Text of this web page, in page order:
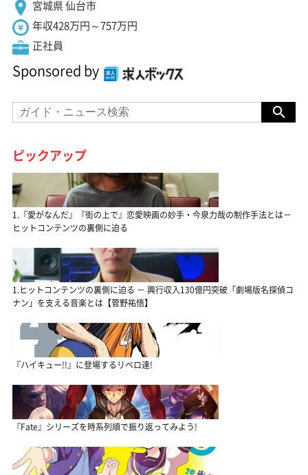
宮城県 仙台市
年収428万円～757万円
正社員
Sponsored by
ピックアップ
1.『愛がなんだ』『街の上で』恋愛映画の妙手・今泉力哉の制作手法とは－
ヒットコンテンツの裏側に迫る
1.ヒットコンテンツの裏側に迫る － 興行収入130億円突破「劇場版名探偵コ
ナン」を支える音楽とは【菅野祐悟】
『ハイキュー!!』に登場するリベロ達!
『Fate』シリーズを時系列順で振り返ってみよう!